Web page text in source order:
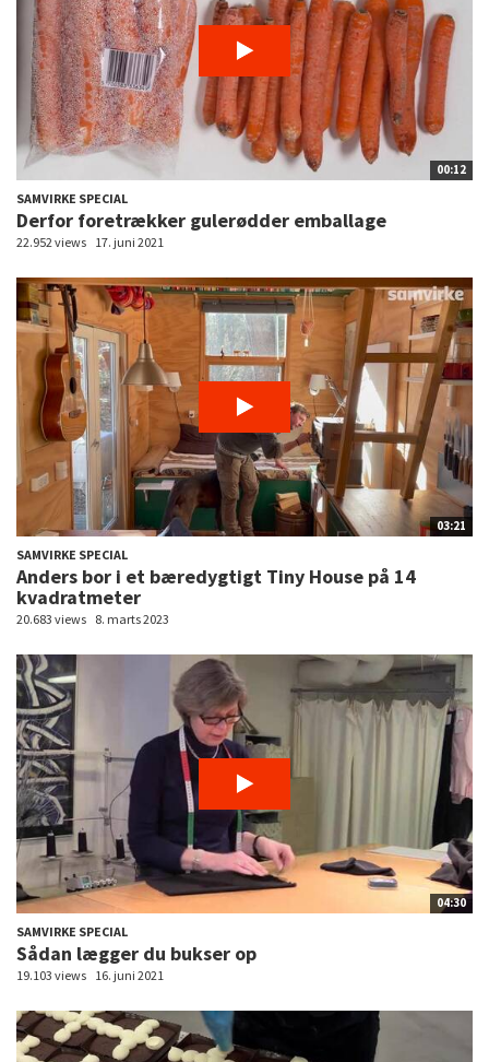
00:12
SAMVIRKE SPECIAL
Derfor foretrækker gulerødder emballage
22.952 views 17. juni 2021
03:21
SAMVIRKE SPECIAL
Anders bor i et bæredygtigt Tiny House på 14
kvadratmeter
20.683 views 8. marts 2023
04:30
SAMVIRKE SPECIAL
Sådan lægger du bukser op
19.103 views 16. juni 2021